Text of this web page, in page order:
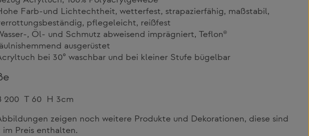
Farb-und Lichtechtheit, wetterfest, strapazierfähig, maßstabil,
pflegeleicht, reißfest
, Öl- und Schmutz abweisend imprägniert, Teflon®
ausgerüstet
bei 30° waschbar und bei kleiner Stufe bügelbar
200 T 60 H 3cm
zeigen noch weitere Produkte und Dekorationen, diese sind
im Preis enthalten.